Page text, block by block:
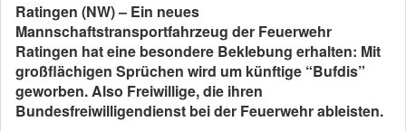
Ratingen (NW) – Ein neues
Mannschaftstransportfahrzeug der Feuerwehr
Ratingen hat eine besondere Beklebung erhalten: Mit
großflächigen Sprüchen wird um künftige “Bufdis”
geworben. Also Freiwillige, die ihren
Bundesfreiwilligendienst bei der Feuerwehr ableisten.